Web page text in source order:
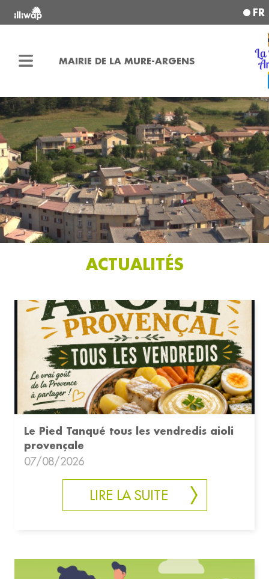
FR
MAIRIE DE LA MURE-ARGENS
ACTUALITÉS
Le Pied Tanqué tous les vendredis aioli
provençale
07/08/2026
LIRE LA SUITE